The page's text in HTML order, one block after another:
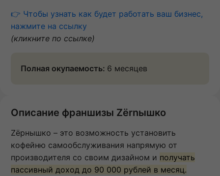
👉 Чтобы узнать как будет работать ваш бизнес,
нажмите на ссылку
(кликните по ссылке)
Полная окупаемость: 6 месяцев
Описание франшизы Zёrnышко
Zёрнышко – это возможность установить
кофейню самообслуживания напрямую от
производителя со своим дизайном и получать
пассивный доход до 90 000 рублей в месяц.